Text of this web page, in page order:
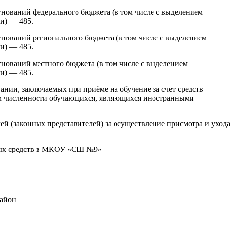
федерального бюджета (в том числе с выделением
— 485.
регионального бюджета (в том числе с выделением
— 485.
местного бюджета (в том числе с выделением
— 485.
заключаемых при приёме на обучение за счет средств
численности обучающихся, являющихся иностранными
(законных представителей) за осуществление присмотра и ухода
средств в МКОУ «СШ №9»